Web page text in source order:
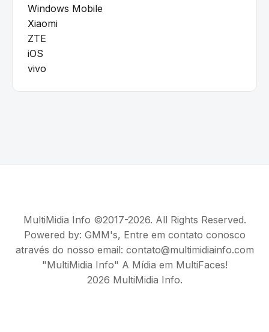
Windows Mobile
Xiaomi
ZTE
iOS
vivo
MultiMidia Info ©2017-2026. All Rights Reserved.
Powered by: GMM's, Entre em contato conosco
através do nosso email: contato@multimidiainfo.com
"MultiMidia Info" A Mídia em MultiFaces!
2026 MultiMidia Info.